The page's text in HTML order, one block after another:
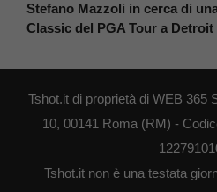
Stefano Mazzoli in cerca di
Classic del PGA Tour a Detroit
Tshot.it di proprietà di WEB 365
10, 00141 Roma (RM) -
Tshot.it non è una testata